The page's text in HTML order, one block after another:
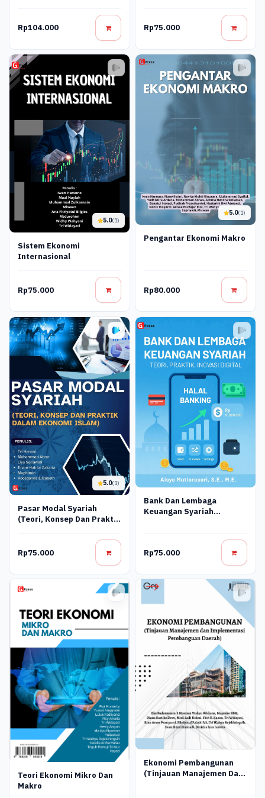
Rp104.000 Rp75.000
5.0(1)
Sistem Ekonomi
Internasional
Rp75.000
5.0(1)
Pengantar Ekonomi Makro
Rp80.000
5.0(1)
Pasar Modal Syariah
(Teori, Konsep Dan Praktik
Rp75.000
Bank Dan Lembaga
Keuangan Syariah
Rp75.000
Teori Ekonomi Mikro Dan
Makro
Ekonomi Pembangunan
(Tinjauan Manajemen Dan